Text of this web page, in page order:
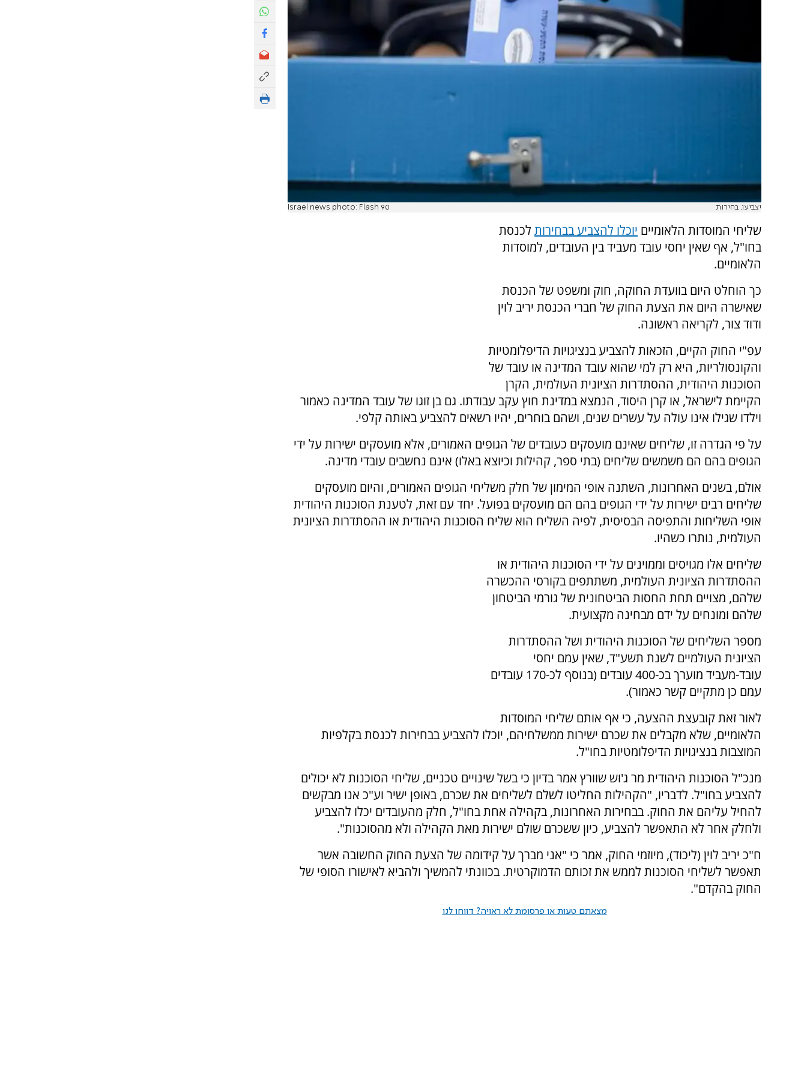
יצביעו. בחירות Israel news photo: Flash 90
שליחי המוסדות הלאומיים יוכלו להצביע בבחירות לכנסת
בחו"ל, אף שאין יחסי עובד מעביד בין העובדים, למוסדות
הלאומיים.
כך הוחלט היום בוועדת החוקה, חוק ומשפט של הכנסת
שאישרה היום את הצעת החוק של חברי הכנסת יריב לוין
ודוד צור, לקריאה ראשונה.
עפ"י החוק הקיים, הזכאות להצביע בנציגויות הדיפלומטיות
והקונסולריות, היא רק למי שהוא עובד המדינה או עובד של
הסוכנות היהודית, ההסתדרות הציונית העולמית, הקרן
הקיימת לישראל, או קרן היסוד, הנמצא במדינת חוץ עקב עבודתו. גם בן זוגו של עובד המדינה כאמור
וילדו שגילו אינו עולה על עשרים שנים, ושהם בוחרים, יהיו רשאים להצביע באותה קלפי.
על פי הגדרה זו, שליחים שאינם מועסקים כעובדים של הגופים האמורים, אלא מועסקים ישירות על ידי
הגופים בהם הם משמשים שליחים (בתי ספר, קהילות וכיוצא באלו) אינם נחשבים עובדי מדינה.
אולם, בשנים האחרונות, השתנה אופי המימון של חלק משליחי הגופים האמורים, והיום מועסקים
שליחים רבים ישירות על ידי הגופים בהם הם מועסקים בפועל. יחד עם זאת, לטענת הסוכנות היהודית
אופי השליחות והתפיסה הבסיסית, לפיה השליח הוא שליח הסוכנות היהודית או ההסתדרות הציונית
העולמית, נותרו כשהיו.
שליחים אלו מגויסים וממוינים על ידי הסוכנות היהודית או
ההסתדרות הציונית העולמית, משתתפים בקורסי ההכשרה
שלהם, מצויים תחת החסות הביטחונית של גורמי הביטחון
שלהם ומונחים על ידם מבחינה מקצועית.
מספר השליחים של הסוכנות היהודית ושל ההסתדרות
הציונית העולמיים לשנת תשע"ד, שאין עמם יחסי
עובד-מעביד מוערך בכ-400 עובדים (בנוסף לכ-170 עובדים
עמם כן מתקיים קשר כאמור).
לאור זאת קובעצת ההצעה, כי אף אותם שליחי המוסדות
הלאומיים, שלא מקבלים את שכרם ישירות ממשלחיהם, יוכלו להצביע בבחירות לכנסת בקלפיות
המוצבות בנציגויות הדיפלומטיות בחו"ל.
מנכ"ל הסוכנות היהודית מר ג'וש שוורץ אמר בדיון כי בשל שינויים טכניים, שליחי הסוכנות לא יכולים
להצביע בחו"ל. לדבריו, "הקהילות החליטו לשלם לשליחים את שכרם, באופן ישיר וע"כ אנו מבקשים
להחיל עליהם את החוק. בבחירות האחרונות, בקהילה אחת בחו"ל, חלק מהעובדים יכלו להצביע
ולחלק אחר לא התאפשר להצביע, כיון ששכרם שולם ישירות מאת הקהילה ולא מהסוכנות".
ח"כ יריב לוין (ליכוד), מיוזמי החוק, אמר כי "אני מברך על קידומה של הצעת החוק החשובה אשר
תאפשר לשליחי הסוכנות לממש את זכותם הדמוקרטית. בכוונתי להמשיך ולהביא לאישורו הסופי של
החוק בהקדם".
מצאתם טעות או פרסומת לא ראויה? דווחו לנו